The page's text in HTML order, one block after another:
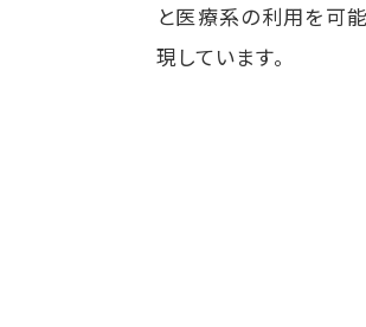
と医療系の利用を可
現しています。